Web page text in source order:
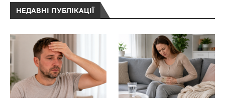
НЕДАВНІ ПУБЛІКАЦІЇ